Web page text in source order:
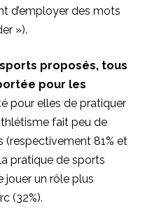
d’employer des mots
»).
proposés, tous
pour les
pour elles de pratiquer
fait peu de
81% et
la pratique de sports
jouer un rôle plus
(32%).